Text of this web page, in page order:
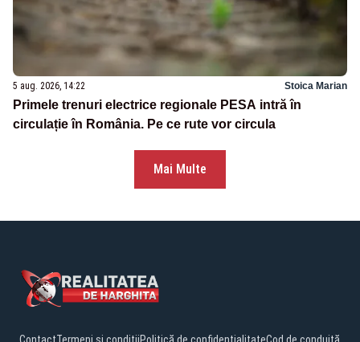
5 aug. 2026, 14:22 Stoica Marian
Primele trenuri electrice regionale PESA intră în
circulație în România. Pe ce rute vor circula
Mai Multe